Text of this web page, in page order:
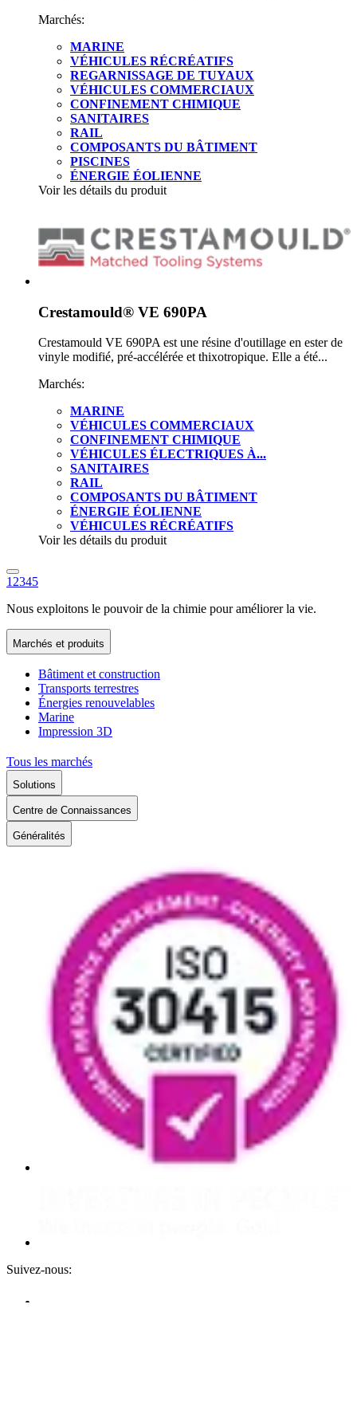
Marchés:
MARINE
VÉHICULES RÉCRÉATIFS
REGARNISSAGE DE TUYAUX
VÉHICULES COMMERCIAUX
CONFINEMENT CHIMIQUE
SANITAIRES
RAIL
COMPOSANTS DU BÂTIMENT
PISCINES
ÉNERGIE ÉOLIENNE
Voir les détails du produit
Crestamould® VE 690PA
Crestamould VE 690PA est une résine d'outillage en ester de
vinyle modifié, pré-accélérée et thixotropique. Elle a été...
Marchés:
MARINE
VÉHICULES COMMERCIAUX
CONFINEMENT CHIMIQUE
VÉHICULES ÉLECTRIQUES À...
SANITAIRES
RAIL
COMPOSANTS DU BÂTIMENT
ÉNERGIE ÉOLIENNE
VÉHICULES RÉCRÉATIFS
Voir les détails du produit
1 2345
Nous exploitons le pouvoir de la chimie pour améliorer la vie.
Marchés et produits
Bâtiment et construction
Transports terrestres
Énergies renouvelables
Marine
Impression 3D
Tous les marchés
Solutions
Centre de Connaissances
Généralités
Suivez-nous: